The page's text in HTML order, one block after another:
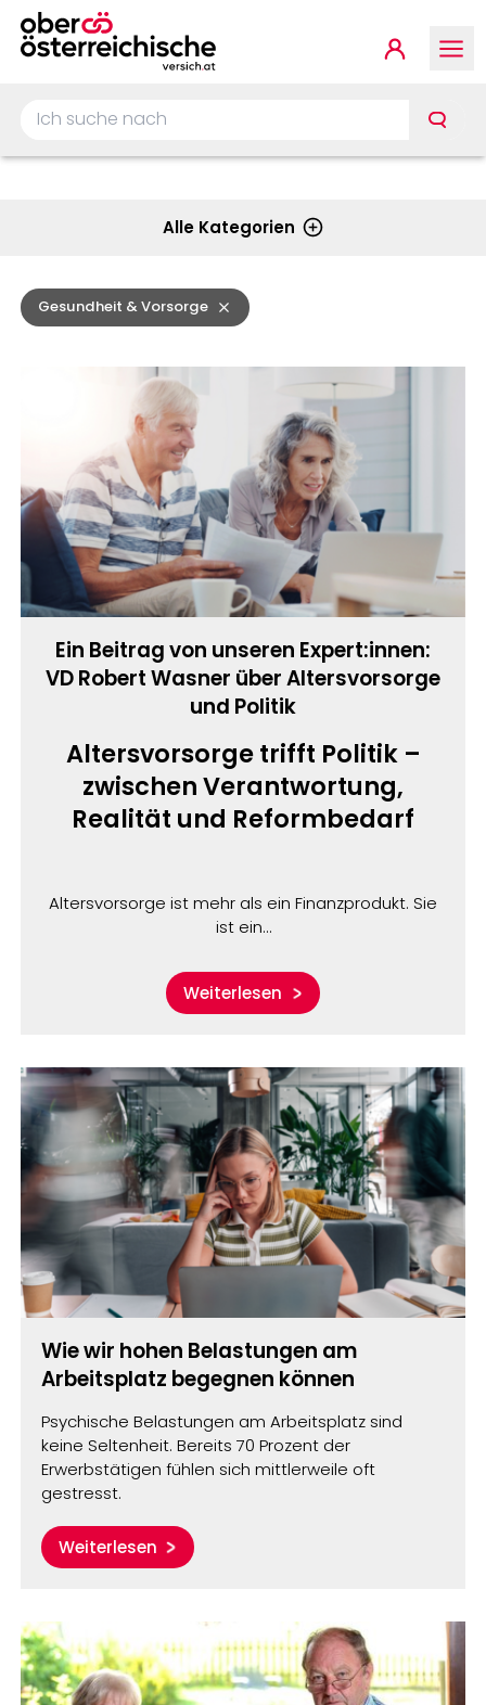
Ich suche nach …
Alle Kategorien
Gesundheit & Vorsorge
Ein Beitrag von unseren Expert:innen:
VD Robert Wasner über Altersvorsorge
und Politik
Altersvorsorge trifft Politik –
zwischen Verantwortung,
Realität und Reformbedarf
Altersvorsorge ist mehr als ein Finanzprodukt. Sie
ist ein…
Weiterlesen
Wie wir hohen Belastungen am
Arbeitsplatz begegnen können
Psychische Belastungen am Arbeitsplatz sind
keine Seltenheit. Bereits 70 Prozent der
Erwerbstätigen fühlen sich mittlerweile oft
gestresst.
Weiterlesen